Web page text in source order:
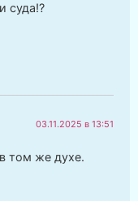
суда!?
03.11.2025 в 13:51
том же духе.